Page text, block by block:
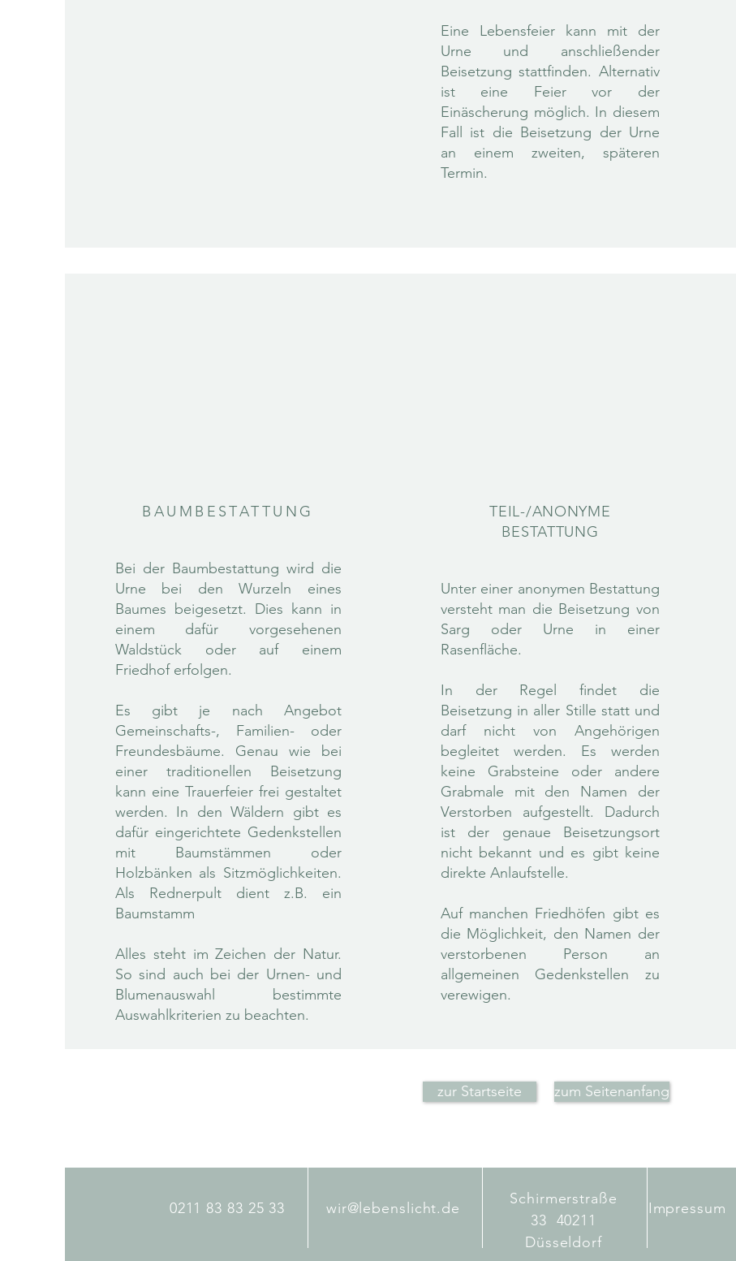
Eine Lebensfeier kann mit der
Urne und anschließender
Beisetzung stattfinden. Alternativ
ist eine Feier vor der
Einäscherung möglich. In diesem
Fall ist die Beisetzung der Urne
an einem zweiten, späteren
Termin.
BAUMBESTATTUNG
Bei der Baumbestattung wird die
Urne bei den Wurzeln eines
Baumes beigesetzt. Dies kann in
einem dafür vorgesehenen
Waldstück oder auf einem
Friedhof erfolgen.
Es gibt je nach Angebot
Gemeinschafts-, Familien- oder
Freundesbäume. Genau wie bei
einer traditionellen Beisetzung
kann eine Trauerfeier frei gestaltet
werden. In den Wäldern gibt es
dafür eingerichtete Gedenkstellen
mit Baumstämmen oder
Holzbänken als Sitzmöglichkeiten.
Als Rednerpult dient z.B. ein
Baumstamm
Alles steht im Zeichen der Natur.
So sind auch bei der Urnen- und
Blumenauswahl bestimmte
Auswahlkriterien zu beachten.
TEIL-/ANONYME
BESTATTUNG
Unter einer anonymen Bestattung
versteht man die Beisetzung von
Sarg oder Urne in einer
Rasenfläche.
In der Regel findet die
Beisetzung in aller Stille statt und
darf nicht von Angehörigen
begleitet werden. Es werden
keine Grabsteine oder andere
Grabmale mit den Namen der
Verstorben aufgestellt. Dadurch
ist der genaue Beisetzungsort
nicht bekannt und es gibt keine
direkte Anlaufstelle.
Auf manchen Friedhöfen gibt es
die Möglichkeit, den Namen der
verstorbenen Person an
allgemeinen Gedenkstellen zu
verewigen.
zur Startseite zum Seitenanfang
0211 83 83 25 33 wir@lebenslicht.de
Schirmerstraße
33 40211
Düsseldorf
Impressum